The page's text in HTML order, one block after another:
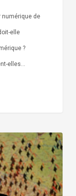
numérique de
elle
?
elles…